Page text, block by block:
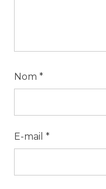
Nom *
E-mail *